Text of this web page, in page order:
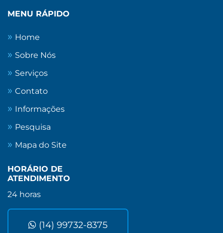
MENU RÁPIDO
Home
Sobre Nós
Serviços
Contato
Informações
Pesquisa
Mapa do Site
HORÁRIO DE
ATENDIMENTO
24 horas
(14) 99732-8375